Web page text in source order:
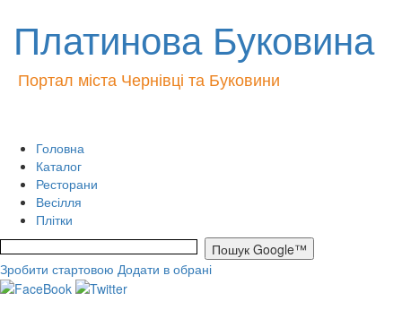
Платинова Буковина
Портал міста Чернівці та Буковини
Головна
Каталог
Ресторани
Весілля
Плітки
Зробити стартовою Додати в обрані